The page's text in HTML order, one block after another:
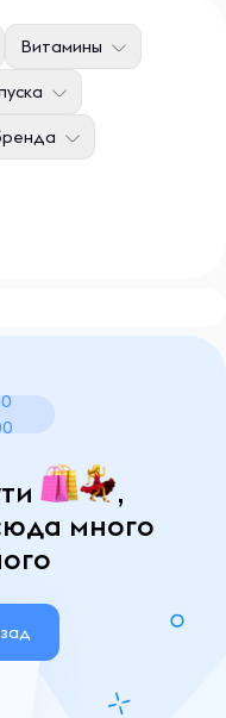
Витамины
,
много